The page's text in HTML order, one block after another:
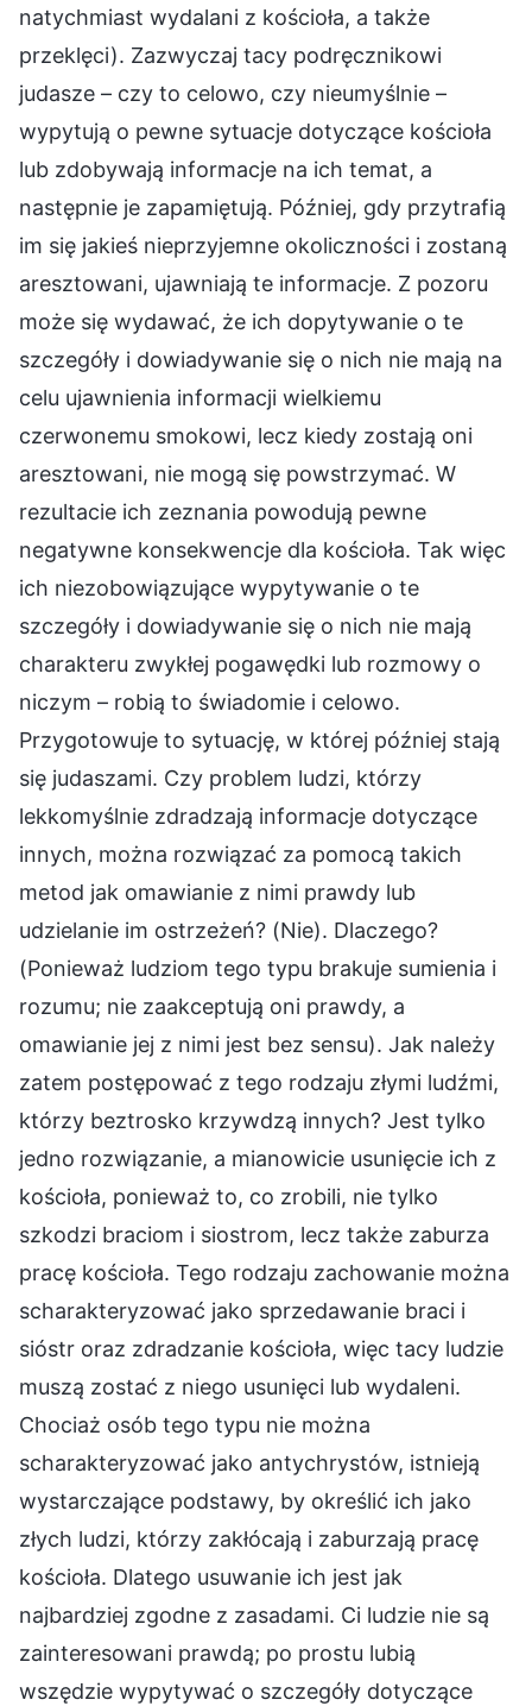
natychmiast wydalani z kościoła, a także
przeklęci). Zazwyczaj tacy podręcznikowi
judasze – czy to celowo, czy nieumyślnie –
wypytują o pewne sytuacje dotyczące kościoła
lub zdobywają informacje na ich temat, a
następnie je zapamiętują. Później, gdy przytrafią
im się jakieś nieprzyjemne okoliczności i zostaną
aresztowani, ujawniają te informacje. Z pozoru
może się wydawać, że ich dopytywanie o te
szczegóły i dowiadywanie się o nich nie mają na
celu ujawnienia informacji wielkiemu
czerwonemu smokowi, lecz kiedy zostają oni
aresztowani, nie mogą się powstrzymać. W
rezultacie ich zeznania powodują pewne
negatywne konsekwencje dla kościoła. Tak więc
ich niezobowiązujące wypytywanie o te
szczegóły i dowiadywanie się o nich nie mają
charakteru zwykłej pogawędki lub rozmowy o
niczym – robią to świadomie i celowo.
Przygotowuje to sytuację, w której później stają
się judaszami. Czy problem ludzi, którzy
lekkomyślnie zdradzają informacje dotyczące
innych, można rozwiązać za pomocą takich
metod jak omawianie z nimi prawdy lub
udzielanie im ostrzeżeń? (Nie). Dlaczego?
(Ponieważ ludziom tego typu brakuje sumienia i
rozumu; nie zaakceptują oni prawdy, a
omawianie jej z nimi jest bez sensu). Jak należy
zatem postępować z tego rodzaju złymi ludźmi,
którzy beztrosko krzywdzą innych? Jest tylko
jedno rozwiązanie, a mianowicie usunięcie ich z
kościoła, ponieważ to, co zrobili, nie tylko
szkodzi braciom i siostrom, lecz także zaburza
pracę kościoła. Tego rodzaju zachowanie można
scharakteryzować jako sprzedawanie braci i
sióstr oraz zdradzanie kościoła, więc tacy ludzie
muszą zostać z niego usunięci lub wydaleni.
Chociaż osób tego typu nie można
scharakteryzować jako antychrystów, istnieją
wystarczające podstawy, by określić ich jako
złych ludzi, którzy zakłócają i zaburzają pracę
kościoła. Dlatego usuwanie ich jest jak
najbardziej zgodne z zasadami. Ci ludzie nie są
zainteresowani prawdą; po prostu lubią
wszędzie wypytywać o szczegóły dotyczące